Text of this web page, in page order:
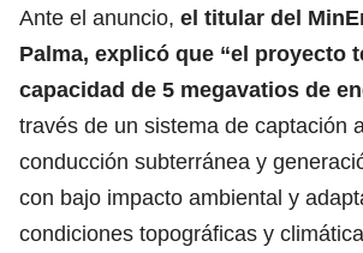
Ante el anuncio, el titular del
Palma, explicó que “el proyecto
capacidad de 5 megavatios de
través de un sistema de captación
conducción subterránea y
con bajo impacto ambiental y
condiciones topográficas y